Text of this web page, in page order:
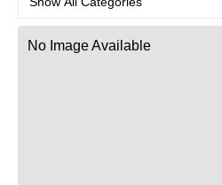
No Image Available